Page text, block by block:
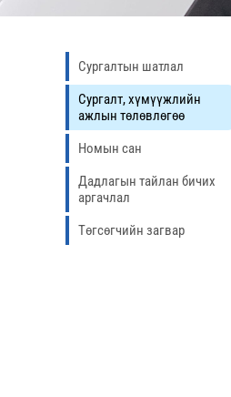
Сургалтын шатлал
Сургалт, хүмүүжлийн
ажлын төлөвлөгөө
Номын сан
Дадлагын тайлан бичих
аргачлал
Төгсөгчийн загвар